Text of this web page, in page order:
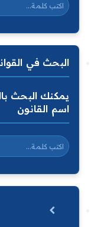
البحث في
يمكنك البحث
اسم القانون